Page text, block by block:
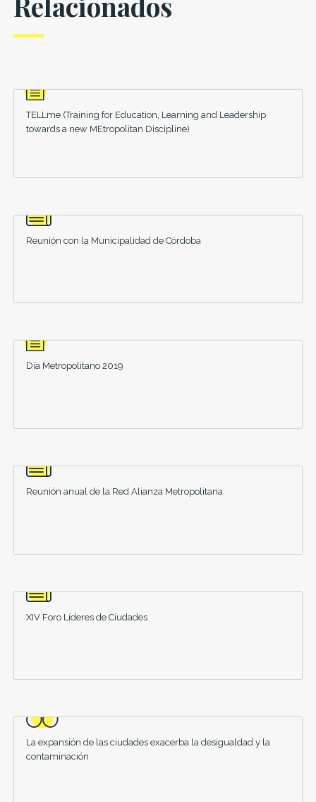
TELLme (Training for Education, Learning and Leadership
towards a new MEtropolitan Discipline)
Reunión con la Municipalidad de Córdoba
Día Metropolitano 2019
Reunión anual de la Red Alianza Metropolitana
XIV Foro Líderes de Ciudades
La expansión de las ciudades exacerba la desigualdad y la
contaminación